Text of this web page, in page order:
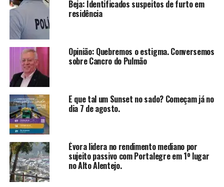
Beja: Identificados suspeitos de furto em
residência
Opinião: Quebremos o estigma. Conversemos
sobre Cancro do Pulmão
E que tal um Sunset no sado? Começam já no
dia 7 de agosto.
Évora lidera no rendimento mediano por
sujeito passivo com Portalegre em 1º lugar
no Alto Alentejo.